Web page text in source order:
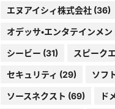
エヌアイシィ株式会社(36)
オデッサ・エンタテインメン
シービー (31) スピーク
セキュリティ (29) ソフ
ソースネクスト (69) ド